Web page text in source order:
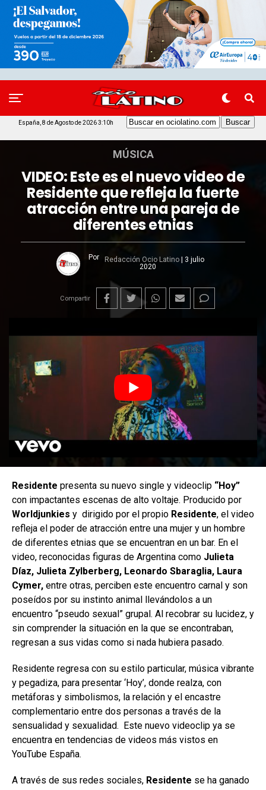
España, 8 de Agosto de 2026 3:10h
MÚSICA
VIDEO: Este es el nuevo video de
Residente que refleja la fuerte
atracción entre una pareja de
diferentes etnias
Por Redacción Ocio Latino
3 julio
2020
Compartir
Residente presenta su nuevo single y videoclip “Hoy”
con impactantes escenas de alto voltaje. Producido por
Worldjunkies y dirigido por el propio Residente, el video
refleja el poder de atracción entre una mujer y un hombre
de diferentes etnias que se encuentran en un bar. En el
video, reconocidas figuras de Argentina como Julieta
Díaz, Julieta Zylberberg, Leonardo Sbaraglia, Laura
Cymer, entre otras, perciben este encuentro carnal y son
poseídos por su instinto animal llevándolos a un
encuentro “pseudo sexual” grupal. Al recobrar su lucidez, y
sin comprender la situación en la que se encontraban,
regresan a sus vidas como si nada hubiera pasado.
Residente regresa con su estilo particular, música vibrante
y pegadiza, para presentar ‘Hoy’, donde realza, con
metáforas y simbolismos, la relación y el encastre
complementario entre dos personas a través de la
sensualidad y sexualidad. Este nuevo videoclip ya se
encuentra en tendencias de videos más vistos en
YouTube España.
A través de sus redes sociales, Residente se ha ganado